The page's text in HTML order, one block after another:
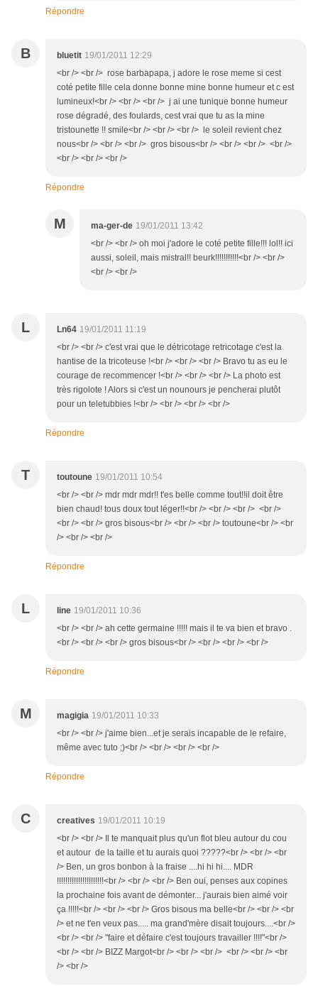
Répondre
B bluetit 19/01/2011 12:29
<br /> <br /> rose barbapapa, j adore le rose meme si cest
coté petite fille cela donne bonne mine bonne humeur et c est
lumineux!<br /> <br /> <br /> j ai une tunique bonne humeur
rose dégradé, des foulards, cest vrai que tu as la mine
tristounette !! smile<br /> <br /> <br /> le soleil revient chez
nous<br /> <br /> <br /> gros bisous<br /> <br /> <br /> <br />
<br /> <br /> <br />
Répondre
M ma-ger-de 19/01/2011 13:42
<br /> <br /> oh moi j'adore le coté petite fille!!! lol!! ici
aussi, soleil, mais mistral!! beurk!!!!!!!!!!!<br /> <br />
<br /> <br />
L Ln64 19/01/2011 11:19
<br /> <br /> c'est vrai que le détricotage retricotage c'est la
hantise de la tricoteuse !<br /> <br /> <br /> Bravo tu as eu le
courage de recommencer !<br /> <br /> <br /> La photo est
très rigolote ! Alors si c'est un nounours je pencherai plutôt
pour un teletubbies !<br /> <br /> <br /> <br />
Répondre
T toutoune 19/01/2011 10:54
<br /> <br /> mdr mdr mdr!! t'es belle comme tout!!il doit être
bien chaud! tous doux tout léger!!<br /> <br /> <br /> <br />
<br /> <br /> gros bisous<br /> <br /> <br /> toutoune<br /> <br
/> <br /> <br />
Répondre
L line 19/01/2011 10:36
<br /> <br /> ah cette germaine !!!!! mais il te va bien et bravo .
<br /> <br /> <br /> gros bisous<br /> <br /> <br /> <br />
Répondre
M magigia 19/01/2011 10:33
<br /> <br /> j'aime bien...et je serais incapable de le refaire,
même avec tuto ;)<br /> <br /> <br /> <br />
Répondre
C creatives 19/01/2011 10:19
<br /> <br /> Il te manquait plus qu'un flot bleu autour du cou
et autour de la taille et tu aurais quoi ?????<br /> <br /> <br
/> Ben, un gros bonbon à la fraise ....hi hi hi.... MDR
!!!!!!!!!!!!!!!!!!!!!!<br /> <br /> <br /> Ben oui, penses aux copines
la prochaine fois avant de démonter... j'aurais bien aimé voir
ça !!!!!<br /> <br /> <br /> Gros bisous ma belle<br /> <br /> <br
/> et ne t'en veux pas..... ma grand'mère disait toujours....<br />
<br /> <br /> "faire et défaire c'est toujours travailler !!!!"<br />
<br /> <br /> BIZZ Margot<br /> <br /> <br /> <br /> <br /> <br
/> <br />